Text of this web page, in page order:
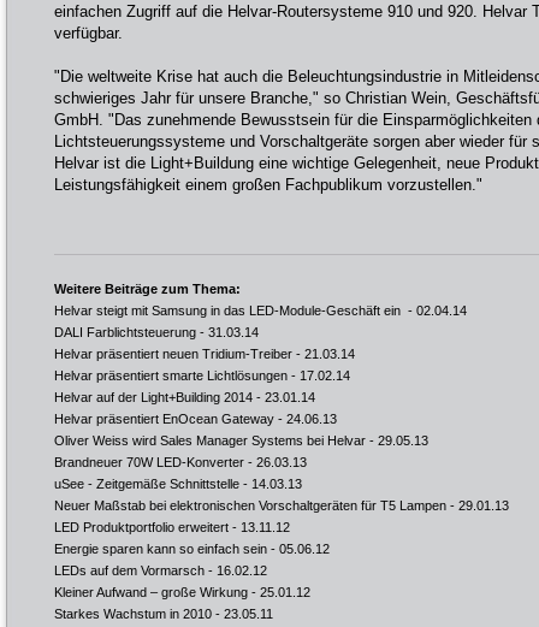
einfachen Zugriff auf die Helvar-Routersysteme 910 und 920. Helvar
verfügbar.
"Die weltweite Krise hat auch die Beleuchtungsindustrie in
schwieriges Jahr für unsere Branche," so Christian Wein,
GmbH. "Das zunehmende Bewusstsein für die Einsparmöglichkeiten
Lichtsteuerungssysteme und Vorschaltgeräte sorgen aber wieder für
Helvar ist die Light+Buildung eine wichtige Gelegenheit, neue
Leistungsfähigkeit einem großen Fachpublikum vorzustellen."
Weitere Beiträge zum Thema:
Helvar steigt mit Samsung in das LED-Module-Geschäft ein - 02.04.14
DALI Farblichtsteuerung - 31.03.14
Helvar präsentiert neuen Tridium-Treiber - 21.03.14
Helvar präsentiert smarte Lichtlösungen - 17.02.14
Helvar auf der Light+Building 2014 - 23.01.14
Helvar präsentiert EnOcean Gateway - 24.06.13
Oliver Weiss wird Sales Manager Systems bei Helvar - 29.05.13
Brandneuer 70W LED-Konverter - 26.03.13
uSee - Zeitgemäße Schnittstelle - 14.03.13
Neuer Maßstab bei elektronischen Vorschaltgeräten für T5 Lampen - 29.01.13
LED Produktportfolio erweitert - 13.11.12
Energie sparen kann so einfach sein - 05.06.12
LEDs auf dem Vormarsch - 16.02.12
Kleiner Aufwand – große Wirkung - 25.01.12
Starkes Wachstum in 2010 - 23.05.11